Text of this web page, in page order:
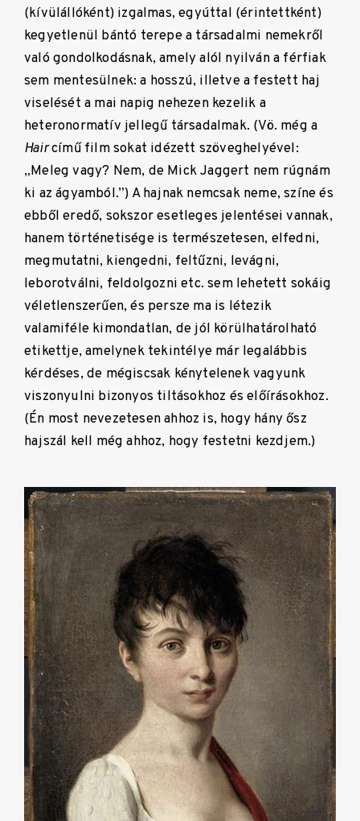
(kívülállóként) izgalmas, egyúttal (érintettként)
kegyetlenül bántó terepe a társadalmi nemekről
való gondolkodásnak, amely alól nyilván a férfiak
sem mentesülnek: a hosszú, illetve a festett haj
viselését a mai napig nehezen kezelik a
heteronormatív jellegű társadalmak. (Vö. még a
Haircímű film sokat idézett szöveghelyével:
„Meleg vagy? Nem, de Mick Jaggert nem rúgnám
ki az ágyamból.”) A hajnak nemcsak neme, színe és
ebből eredő, sokszor esetleges jelentései vannak,
hanem történetisége is természetesen, elfedni,
megmutatni, kiengedni, feltűzni, levágni,
leborotválni, feldolgozni etc. sem lehetett sokáig
véletlenszerűen, és persze ma is létezik
valamiféle kimondatlan, de jól körülhatárolható
etikettje, amelynek tekintélye már legalábbis
kérdéses, de mégiscsak kénytelenek vagyunk
viszonyulni bizonyos tiltásokhoz és előírásokhoz.
(Én most nevezetesen ahhoz is, hogy hány ősz
hajszál kell még ahhoz, hogy festetni kezdjem.)